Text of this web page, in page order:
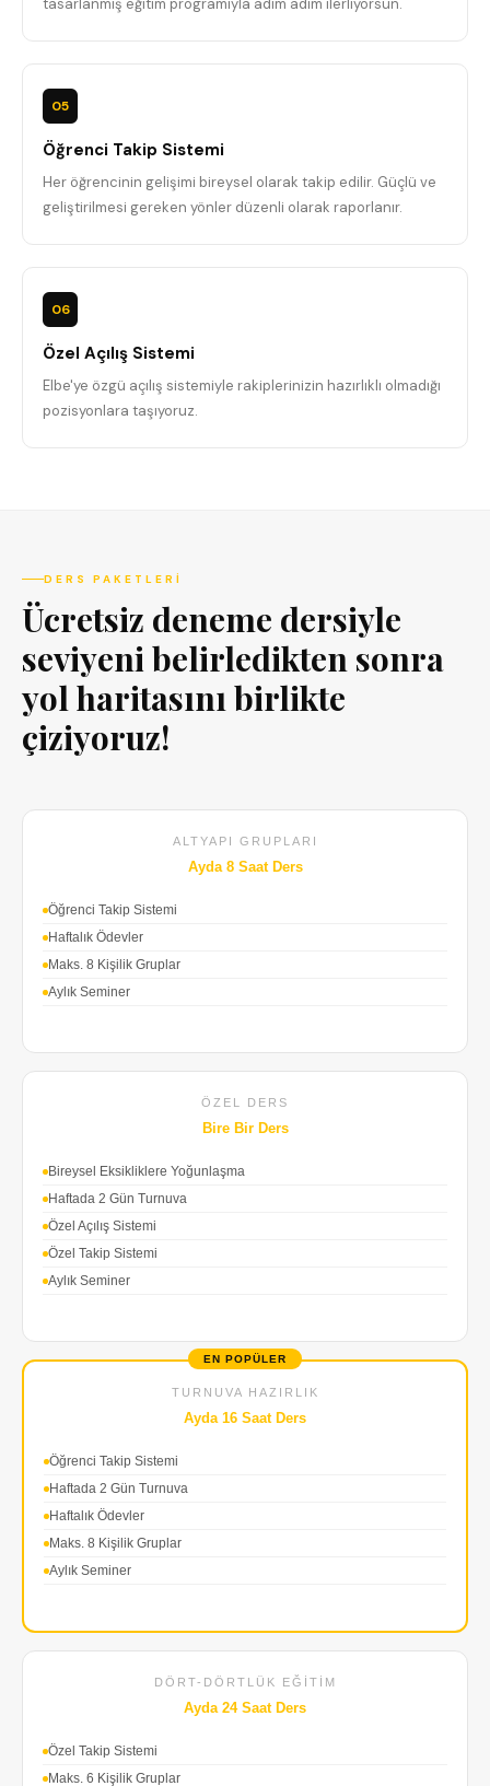
tasarlanmış eğitim programıyla adım adım ilerliyorsun.
05
Öğrenci Takip Sistemi
Her öğrencinin gelişimi bireysel olarak takip edilir. Güçlü ve
geliştirilmesi gereken yönler düzenli olarak raporlanır.
06
Özel Açılış Sistemi
Elbe'ye özgü açılış sistemiyle rakiplerinizin hazırlıklı olmadığı
pozisyonlara taşıyoruz.
DERS PAKETLERI
Ücretsiz deneme dersiyle
seviyeni belirledikten sonra
yol haritasını birlikte
çiziyoruz!
ALTYAPI GRUPLARI
Ayda 8 Saat Ders
Öğrenci Takip Sistemi
Haftalık Ödevler
Maks. 8 Kişilik Gruplar
Aylık Seminer
ÖZEL DERS
Bire Bir Ders
Bireysel Eksikliklere Yoğunlaşma
Haftada 2 Gün Turnuva
Özel Açılış Sistemi
Özel Takip Sistemi
Aylık Seminer
EN POPÜLER
TURNUVA HAZIRLIK
Ayda 16 Saat Ders
Öğrenci Takip Sistemi
Haftada 2 Gün Turnuva
Haftalık Ödevler
Maks. 8 Kişilik Gruplar
Aylık Seminer
DÖRT-DÖRTLÜK EĞITIM
Ayda 24 Saat Ders
Özel Takip Sistemi
Maks. 6 Kişilik Gruplar